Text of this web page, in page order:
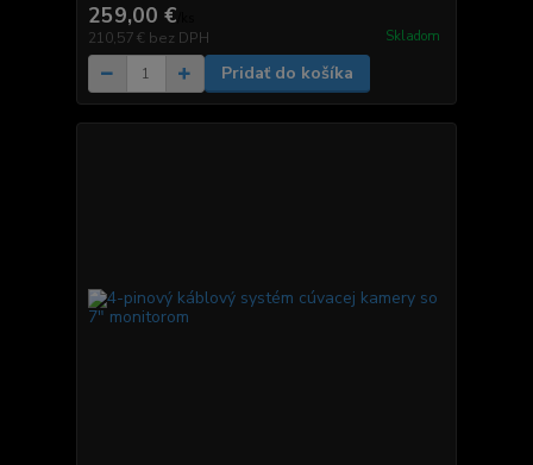
259,00 €
210,57 € bez DPH Skladom
Pridať do košíka